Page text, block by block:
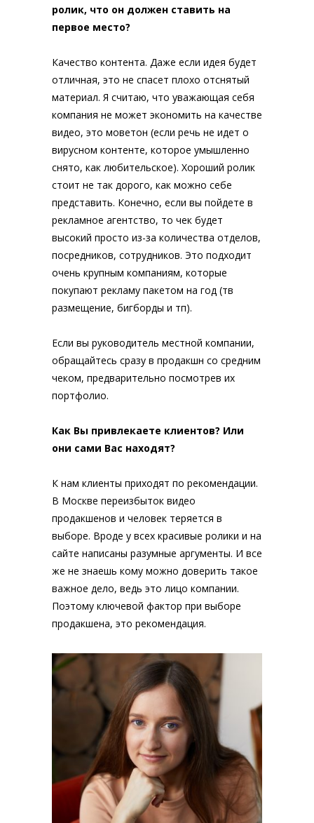
ролик, что он должен ставить на
первое место?
Качество контента. Даже если идея будет
отличная, это не спасет плохо отснятый
материал. Я считаю, что уважающая себя
компания не может экономить на качестве
видео, это моветон (если речь не идет о
вирусном контенте, которое умышленно
снято, как любительское). Хороший ролик
стоит не так дорого, как можно себе
представить. Конечно, если вы пойдете в
рекламное агентство, то чек будет
высокий просто из-за количества отделов,
посредников, сотрудников. Это подходит
очень крупным компаниям, которые
покупают рекламу пакетом на год (тв
размещение, бигборды и тп).
Если вы руководитель местной компании,
обращайтесь сразу в продакшн со средним
чеком, предварительно посмотрев их
портфолио.
Как Вы привлекаете клиентов? Или
они сами Вас находят?
К нам клиенты приходят по рекомендации.
В Москве переизбыток видео
продакшенов и человек теряется в
выборе. Вроде у всех красивые ролики и на
сайте написаны разумные аргументы. И все
же не знаешь кому можно доверить такое
важное дело, ведь это лицо компании.
Поэтому ключевой фактор при выборе
продакшена, это рекомендация.